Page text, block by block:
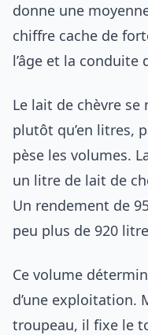
donne une
chiffre cache de
l’âge et la conduite
Le lait de chèvre
plutôt qu’en litres,
pèse les volumes.
un litre de lait de
Un rendement de
peu plus de 920
Ce volume
d’une exploitation.
troupeau, il fixe le